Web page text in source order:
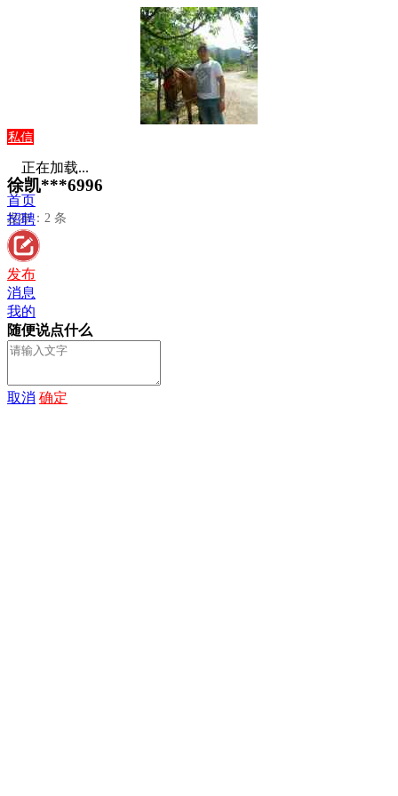
私信
徐凯***6996
发布：2 条
正在加载...
首页
招聘
发布
消息
我的
随便说点什么
取消 确定